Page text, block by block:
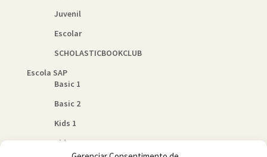
Juvenil
Escolar
SCHOLASTICBOOKCLUB
Escola SAP
Basic 1
Basic 2
Kids 1
Kids 2